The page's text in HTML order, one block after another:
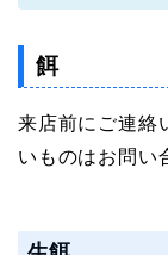
餌
来店前にご連絡
いものはお問い